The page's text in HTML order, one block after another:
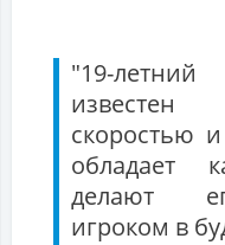
"19-
известен
скоростью
обладает
делают
игроком в